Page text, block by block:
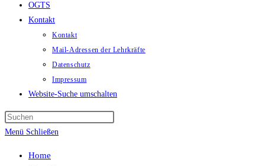
OGTS
Kontakt
Kontakt
Mail-Adressen der Lehrkräfte
Datenschutz
Impressum
Website-Suche umschalten
Menü Schließen
Home